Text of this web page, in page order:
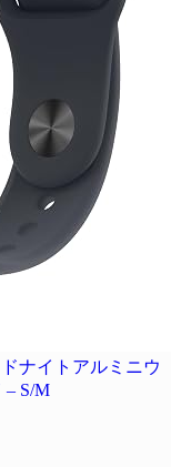
ドナイトアルミニウ
– S/M